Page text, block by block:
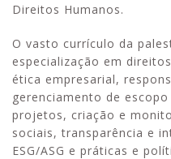
Direitos Humanos.
O vasto currículo da
especialização em
ética empresarial,
gerenciamento de
projetos, criação e
sociais, transparência e
ESG/ASG e práticas e